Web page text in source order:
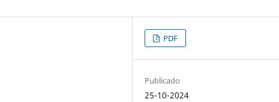
PDF
Publicado
25-10-2024